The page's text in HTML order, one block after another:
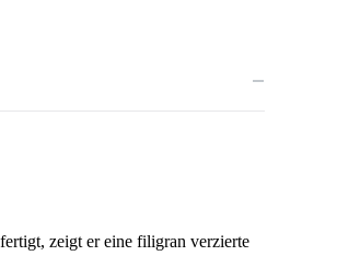
zeigt er eine filigran verzierte